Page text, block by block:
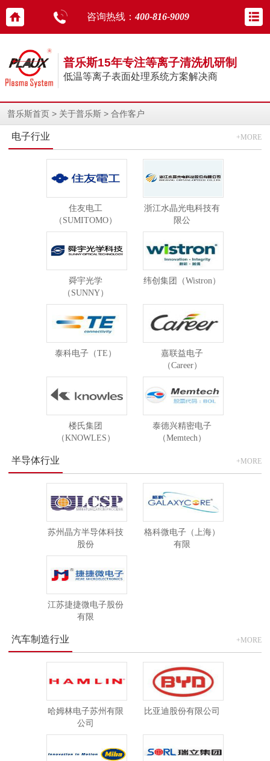
咨询热线： 400-816-9009
普乐斯15年专注等离子清洗机研制
低温等离子表面处理系统方案解决商
普乐斯首页 > 关于普乐斯 > 合作客户
+MORE
电子行业
住友电工
（SUMITOMO）
浙江水晶光电科技有
限公
舜宇光学
（SUNNY）
纬创集团（Wistron）
泰科电子（TE）
嘉联益电子
（Career）
楼氏集团
（KNOWLES）
泰德兴精密电子
（Memtech）
+MORE
半导体行业
苏州晶方半导体科技
股份
格科微电子（上海）
有限
江苏捷捷微电子股份
有限
+MORE
汽车制造行业
哈姆林电子苏州有限
公司
比亚迪股份有限公司